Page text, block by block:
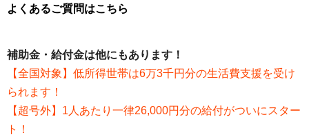
よくあるご質問はこちら
補助金・給付金は他にもあります！
【全国対象】低所得世帯は6万3千円分の生活費支援を受け
られます！
【超号外】1人あたり一律26,000円分の給付がついにスター
ト！